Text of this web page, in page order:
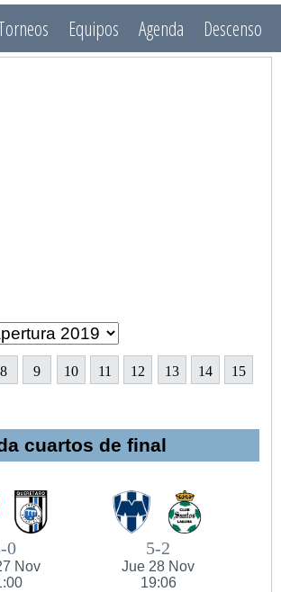
Equipos Agenda Descenso
8 9 10 11 12 13 14 15
cuartos de final
0
Nov
5-2
Jue 28 Nov
19:06